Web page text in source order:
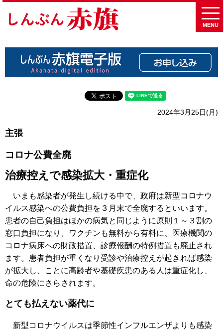
MENU
2024年3月25日(月)
主張
コロナ公費全廃
治療控えで感染拡大・重症化
いまも感染者が発生し続ける中で、政府は新型コロナウ
イルス感染への公費負担を３月末で全廃するといいます。
患者の自己負担はほかの病気と同じように原則１～３割の
窓口負担になり、ワクチンも無料から有料に、医療機関の
コロナ病床への財政措置、診療報酬の特例措置も廃止され
ます。患者負担が重くなり受診や治療控えが起きれば感染
が拡大し、ことに高齢者や基礎疾患のある人は重症化し、
命の危険にさらされます。
とても払えない薬代に
新型コロナウイルスは季節性インフルエンザよりも感染